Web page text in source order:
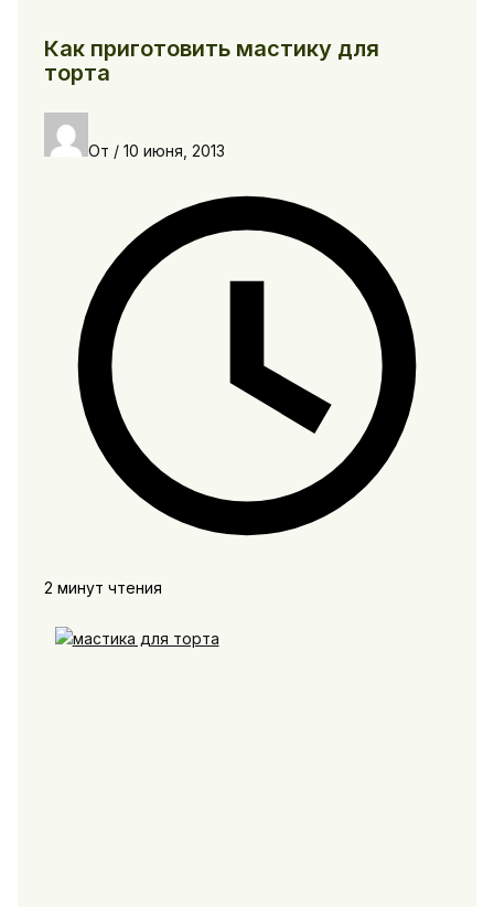
Как приготовить мастику для
торта
От / 10 июня, 2013
2 минут чтения